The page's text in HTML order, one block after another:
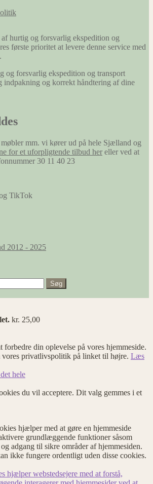
hurtig og forsvarlig ekspedition og
første prioritet at levere denne service med
og forsvarlig ekspedition og transport
indpakning og korrekt håndtering af dine
mm. vi kører ud på hele Sjælland og
for et uforpligtende tilbud her eller ved at
30 11 40 23
TikTok
2012 - 2025
Søg
kr. 25,00
din oplevelse på vores hjemmeside.
privatlivspolitik på linket til højre. Læs
hele
du vil acceptere. Dit valg gemmes i et
hjælper med at gøre en hjemmeside
grundlæggende funktioner såsom
adgang til sikre områder af hjemmesiden.
ikke fungere ordentligt uden disse cookies.
hjælper webstedsejere med at forstå,